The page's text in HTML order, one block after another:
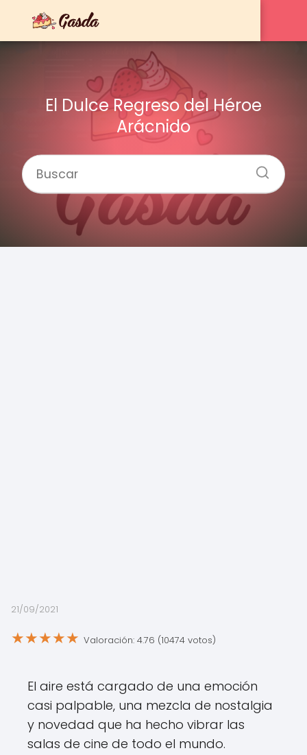
El Dulce Regreso del Héroe
Arácnido
21/09/2021
★★★★★ Valoración: 4.76 (10474 votos)
El aire está cargado de una emoción
casi palpable, una mezcla de nostalgia
y novedad que ha hecho vibrar las
salas de cine de todo el mundo.